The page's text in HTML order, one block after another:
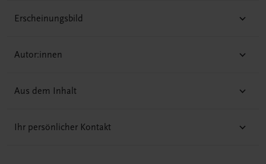
Erscheinungsbild
Autor:innen
Aus dem Inhalt
Ihr persönlicher Kontakt